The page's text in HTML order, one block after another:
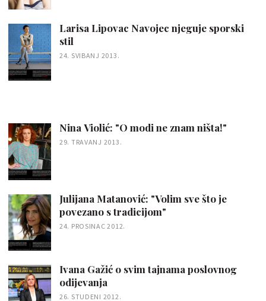
Larisa Lipovac Navojec njeguje sporski
stil
24. SVIBANJ 2013.
Nina Violić: "O modi ne znam ništa!"
29. TRAVANJ 2013.
Julijana Matanović: "Volim sve što je
povezano s tradicijom"
24. PROSINAC 2012.
Ivana Gažić o svim tajnama poslovnog
odijevanja
26. STUDENI 2012.